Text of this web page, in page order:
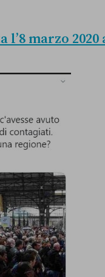
marzo 2020